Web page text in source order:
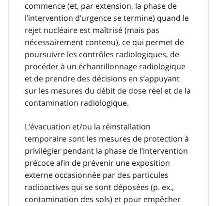
commence (et, par extension, la phase de
l’intervention d’urgence se termine) quand le
rejet nucléaire est maîtrisé (mais pas
nécessairement contenu), ce qui permet de
poursuivre les contrôles radiologiques, de
procéder à un échantillonnage radiologique
et de prendre des décisions en s’appuyant
sur les mesures du débit de dose réel et de la
contamination radiologique.
L’évacuation et/ou la réinstallation
temporaire sont les mesures de protection à
privilégier pendant la phase de l’intervention
précoce afin de prévenir une exposition
externe occasionnée par des particules
radioactives qui se sont déposées (p. ex.,
contamination des sols) et pour empêcher